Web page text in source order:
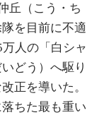
丘（こう・ち
を目前に不適
人の「白シャ
どう）へ駆り
正を導いた。
ちた最も重い